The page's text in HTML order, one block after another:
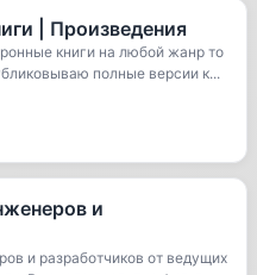
| Произведения
книги на любой жанр то
полные версии к...
и
и разработчиков от ведущих